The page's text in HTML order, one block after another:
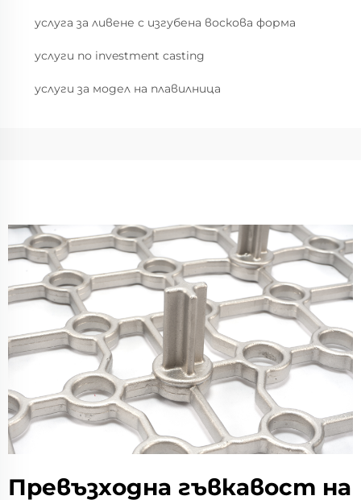
услуга за ливене с изгубена воскова форма
услуги по investment casting
услуги за модел на плавилница
Превъзходна гъвкавост на